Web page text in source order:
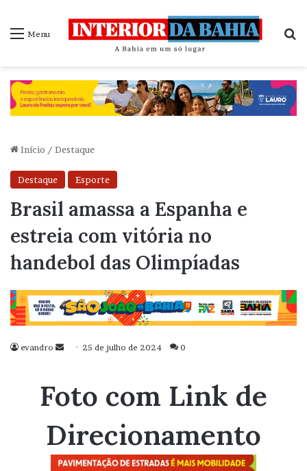
Menu
Início / Destaque
Destaque Esporte
Brasil amassa a Espanha e
estreia com vitória no
handebol das Olimpíadas
evandro
Mande
mail
25 de julho de 2024 0
Foto com Link de
Direcionamento